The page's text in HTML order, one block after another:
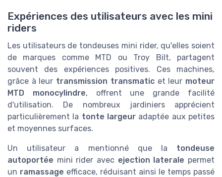
Expériences des utilisateurs avec les mini
riders
Les utilisateurs de tondeuses mini rider, qu'elles soient
de marques comme MTD ou Troy Bilt, partagent
souvent des expériences positives. Ces machines,
grâce à leur transmission transmaticet leur moteur
MTD monocylindre, offrent une grande facilité
d'utilisation. De nombreux jardiniers apprécient
particulièrement la tonte largeur adaptée aux petites
et moyennes surfaces.
Un utilisateur a mentionné que la tondeuse
autoportée mini rider avec ejection laterale permet
un ramassage efficace, réduisant ainsi le temps passé